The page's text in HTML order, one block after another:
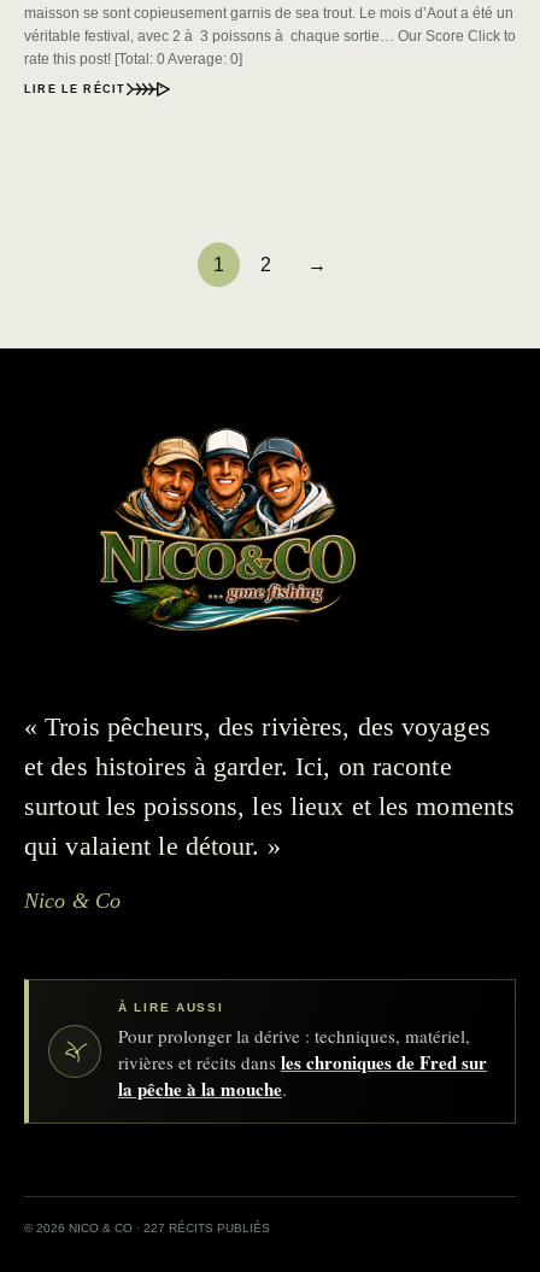
maisson se sont copieusement garnis de sea trout. Le mois d’Aout a été un
véritable festival, avec 2 à 3 poissons à chaque sortie… Our Score Click to
rate this post! [Total: 0 Average: 0]
LIRE LE RÉCIT
1 2 →
« Trois pêcheurs, des rivières, des voyages
et des histoires à garder. Ici, on raconte
surtout les poissons, les lieux et les moments
qui valaient le détour. »
Nico & Co
À LIRE AUSSI
Pour prolonger la dérive : techniques, matériel,
rivières et récits dans les chroniques de Fred sur
la pêche à la mouche.
© 2026 NICO & CO · 227 RÉCITS PUBLIÉS